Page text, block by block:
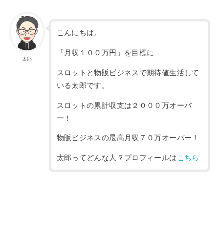
太郎
こんにちは。
「月収１００万円」を目標に
スロットと物販ビジネスで期待値生活して
いる太郎です。
スロットの累計収支は２０００万オーバ
ー！
物販ビジネスの最高月収７０万オーバー！
太郎ってどんな人？プロフィールは こちら